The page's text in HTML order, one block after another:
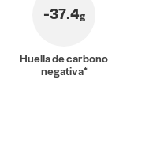
-37.4g
Huella de carbono
negativa*